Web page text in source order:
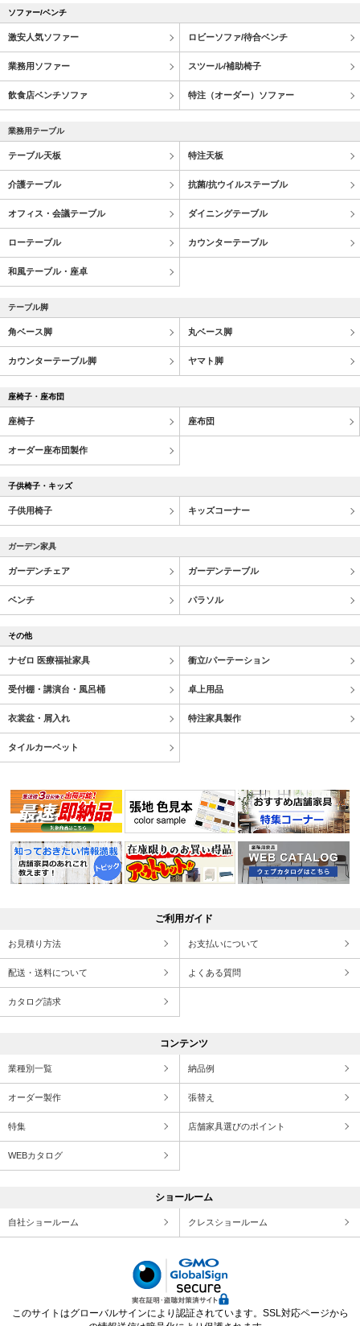
ソファー/ベンチ
激安人気ソファー ロビーソファ/待合ベンチ
業務用ソファー スツール/補助椅子
飲食店ベンチソファ 特注（オーダー）ソファー
業務用テーブル
テーブル天板 特注天板
介護テーブル 抗菌/抗ウイルステーブル
オフィス・会議テーブル ダイニングテーブル
ローテーブル カウンターテーブル
和風テーブル・座卓
テーブル脚
角ベース脚 丸ベース脚
カウンターテーブル脚 ヤマト脚
座椅子・座布団
座椅子 座布団
オーダー座布団製作
子供椅子・キッズ
子供用椅子 キッズコーナー
ガーデン家具
ガーデンチェア ガーデンテーブル
ベンチ パラソル
その他
ナゼロ 医療福祉家具 衝立/パーテーション
受付棚・講演台・風呂桶 卓上用品
衣裳盆・屑入れ 特注家具製作
タイルカーペット
ご利用ガイド
お見積り方法 お支払いについて
配送・送料について よくある質問
カタログ請求
コンテンツ
業種別一覧 納品例
オーダー製作 張替え
特集 店舗家具選びのポイント
WEBカタログ
ショールーム
自社ショールーム クレスショールーム
このサイトはグローバルサインにより認証されています。SSL対応ページから